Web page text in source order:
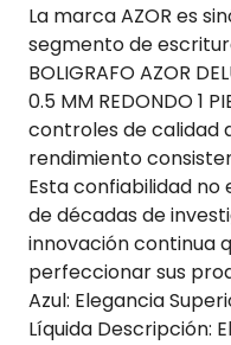
La marca AZOR es
segmento de
BOLIGRAFO AZOR
0.5 MM REDONDO 1
controles de calidad
rendimiento
Esta confiabilidad no
de décadas de
innovación continua
perfeccionar sus
Azul: Elegancia
Líquida Descripción: